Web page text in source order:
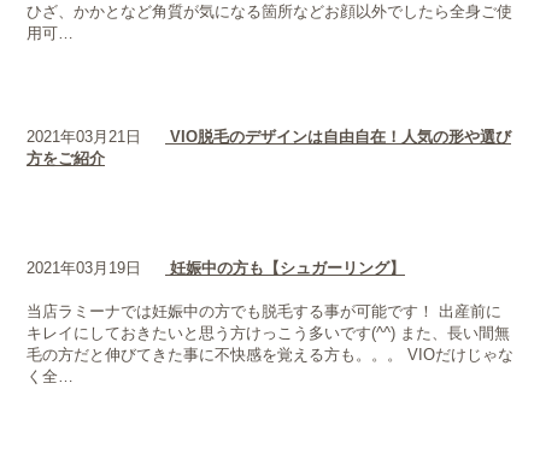
ひざ、かかとなど角質が気になる箇所などお顔以外でしたら全身ご使
用可…
2021年03月21日
VIO脱毛のデザインは自由自在！人気の形や選び
方をご紹介
2021年03月19日 妊娠中の方も【シュガーリング】
当店ラミーナでは妊娠中の方でも脱毛する事が可能です！ 出産前に
キレイにしておきたいと思う方けっこう多いです(^^) また、長い間無
毛の方だと伸びてきた事に不快感を覚える方も。。。 VIOだけじゃな
く全…